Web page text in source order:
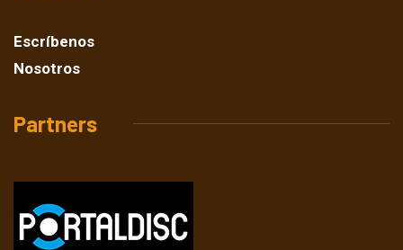
Escríbenos
Nosotros
Partners